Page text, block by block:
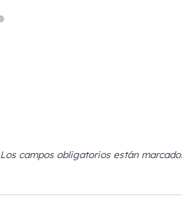
Los campos obligatorios están